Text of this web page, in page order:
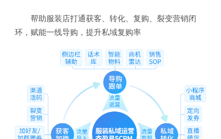
帮助服装店打通获客、转化、复购、裂变营销闭
环，赋能一线导购，提升私域复购率